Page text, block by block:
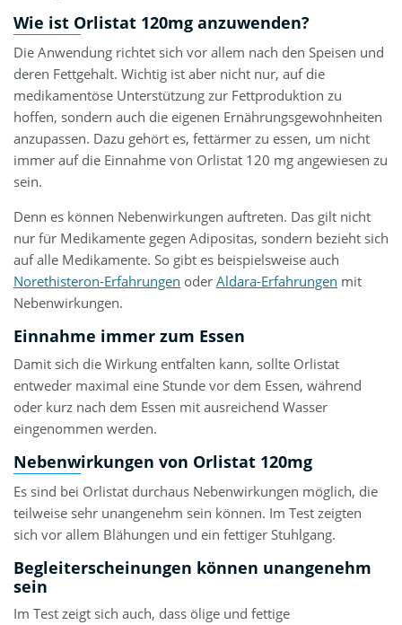
Wie ist Orlistat 120mg anzuwenden?
Die Anwendung richtet sich vor allem nach den Speisen und
deren Fettgehalt. Wichtig ist aber nicht nur, auf die
medikamentöse Unterstützung zur Fettproduktion zu
hoffen, sondern auch die eigenen Ernährungsgewohnheiten
anzupassen. Dazu gehört es, fettärmer zu essen, um nicht
immer auf die Einnahme von Orlistat 120 mg angewiesen zu
sein.
Denn es können Nebenwirkungen auftreten. Das gilt nicht
nur für Medikamente gegen Adipositas, sondern bezieht sich
auf alle Medikamente. So gibt es beispielsweise auch
Norethisteron-Erfahrungen oder Aldara-Erfahrungen mit
Nebenwirkungen.
Einnahme immer zum Essen
Damit sich die Wirkung entfalten kann, sollte Orlistat
entweder maximal eine Stunde vor dem Essen, während
oder kurz nach dem Essen mit ausreichend Wasser
eingenommen werden.
Nebenwirkungen von Orlistat 120mg
Es sind bei Orlistat durchaus Nebenwirkungen möglich, die
teilweise sehr unangenehm sein können. Im Test zeigten
sich vor allem Blähungen und ein fettiger Stuhlgang.
Begleiterscheinungen können unangenehm
sein
Im Test zeigt sich auch, dass ölige und fettige